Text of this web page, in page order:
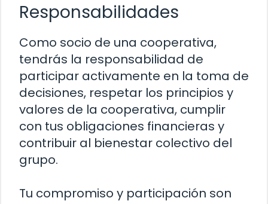
Responsabilidades
Como socio de una cooperativa,
tendrás la responsabilidad de
participar activamente en la toma de
decisiones, respetar los principios y
valores de la cooperativa, cumplir
con tus obligaciones financieras y
contribuir al bienestar colectivo del
grupo.
Tu compromiso y participación son